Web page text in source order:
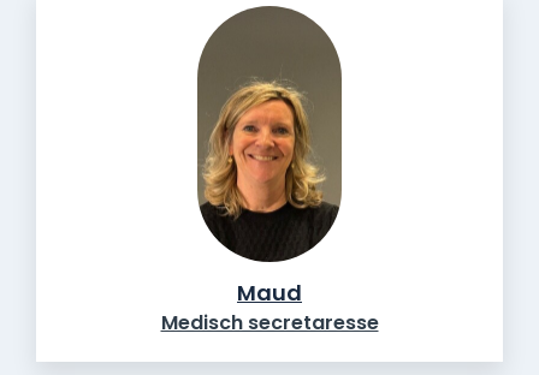
Maud
Medisch secretaresse